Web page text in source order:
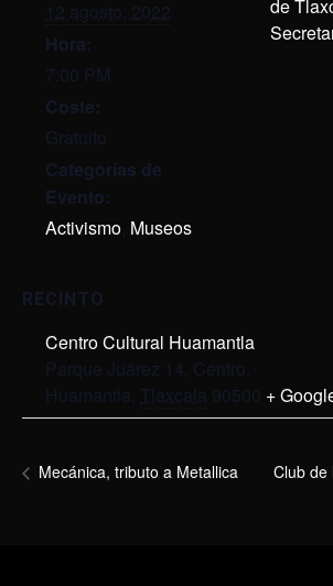
12 agosto, 2022
Hora:
7:00 PM
Coste:
Gratuito
Categorías de
Evento:
Activismo, Museos
RECINTO
Centro Cultural Huamantla
Parque Juárez 14, Centro.
Huamantla, Tlaxcala 90500 +
de
Mecánica, tributo a Metallica Club de